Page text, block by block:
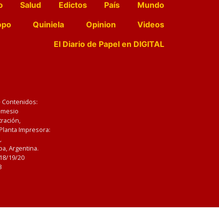
Salud Edictos País
Mundo
Quiniela Opinion
Videos
El Diario de Papel en DIGITAL
Impresora:
Argentina.
19/20